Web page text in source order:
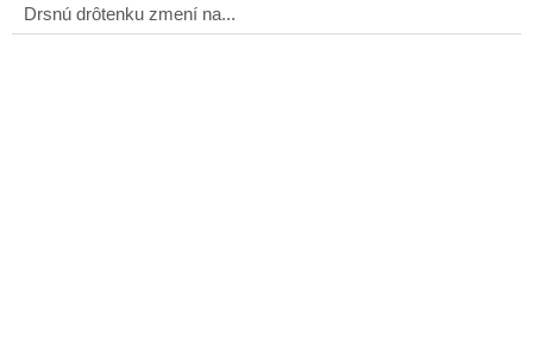
Drsnú drôtenku zmení na...